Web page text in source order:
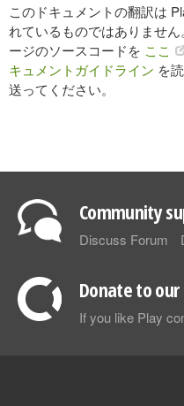
このドキュメントの翻訳は
れているものではありませ
ージのソースコードを ここ
キュメントガイドライン を
送ってください。
Community
Discuss Forum
Donate to our
If you like Play